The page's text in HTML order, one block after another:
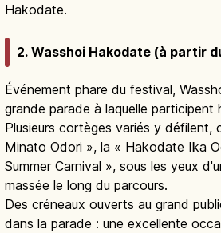
Hakodate.
2. Wasshoi Hakodate (à partir
Événement phare du festival,
grande parade à laquelle participent
Plusieurs cortèges variés y défilent,
Minato Odori », la « Hakodate Ika
Summer Carnival », sous les yeux
massée le long du parcours.
Des créneaux ouverts au grand
dans la parade : une excellente